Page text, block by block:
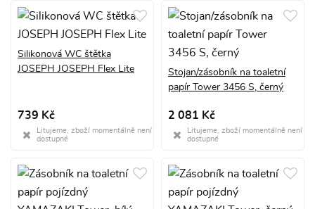
Silikonová WC štětka
JOSEPH JOSEPH Flex Lite
739 Kč
Litujeme, zboží momentálně není
dostupné
Stojan/zásobník na toaletní
papír Tower 3456 S, černý
2 081 Kč
Litujeme, zboží momentálně není
dostupné